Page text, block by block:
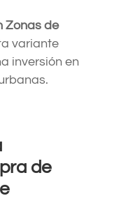
Zonas de
variante
inversión en
de